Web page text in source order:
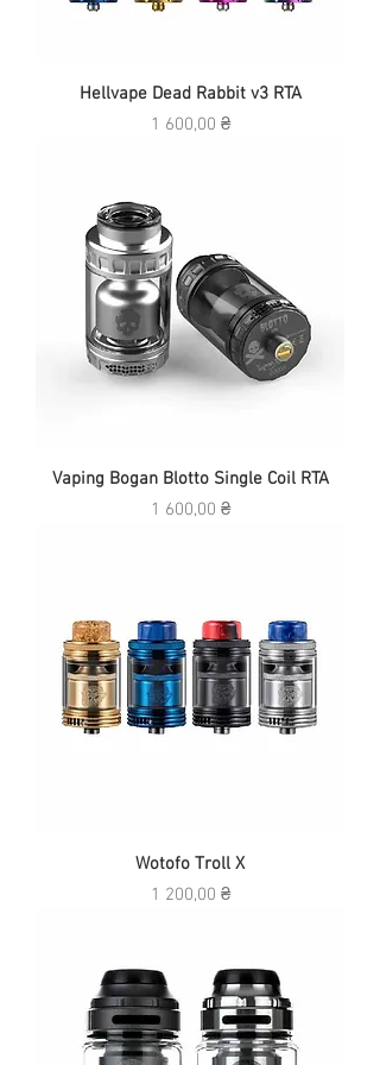
Hellvape Dead Rabbit v3 RTA
Ціна
1 600,00 ₴
Vaping Bogan Blotto Single Coil RTA
Ціна
1 600,00 ₴
Wotofo Troll X
Ціна
1 200,00 ₴